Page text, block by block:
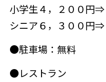
小学生４，２００円⇒
シニア６，３００円⇒
●駐車場：無料
●レストラン